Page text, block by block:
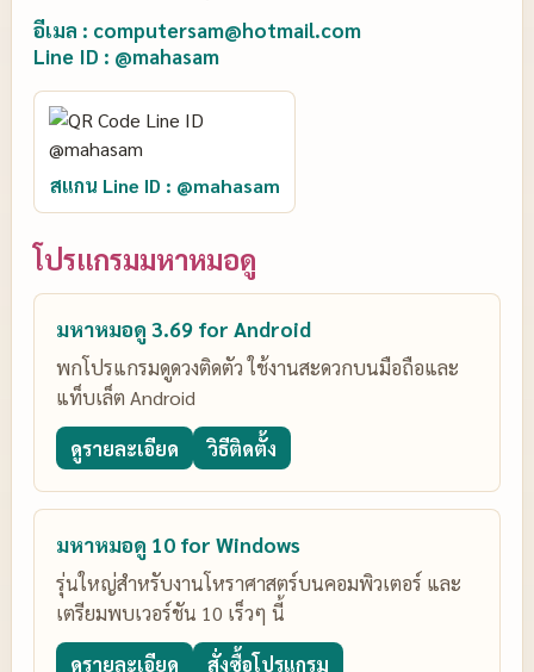
อีเมล : computersam@hotmail.com
Line ID : @mahasam
สแกน Line ID : @mahasam
โปรแกรมมหาหมอดู
มหาหมอดู 3.69 for Android
พกโปรแกรมดูดวงติดตัว ใช้งานสะดวกบนมือถือและ
แท็บเล็ต Android
ดูรายละเอียด วิธีติดตั้ง
มหาหมอดู 10 for Windows
รุ่นใหญ่สำหรับงานโหราศาสตร์บนคอมพิวเตอร์ และ
เตรียมพบเวอร์ชัน 10 เร็วๆ นี้
ดูรายละเอียด สั่งซื้อโปรแกรม